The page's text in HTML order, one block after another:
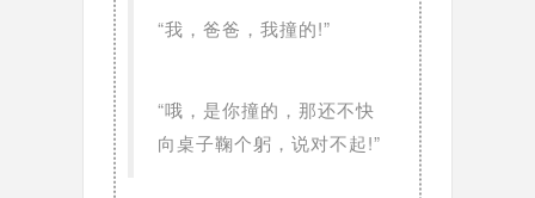
“我，爸爸，我撞的!”
“哦，是你撞的，那还不快
向桌子鞠个躬，说对不起!”